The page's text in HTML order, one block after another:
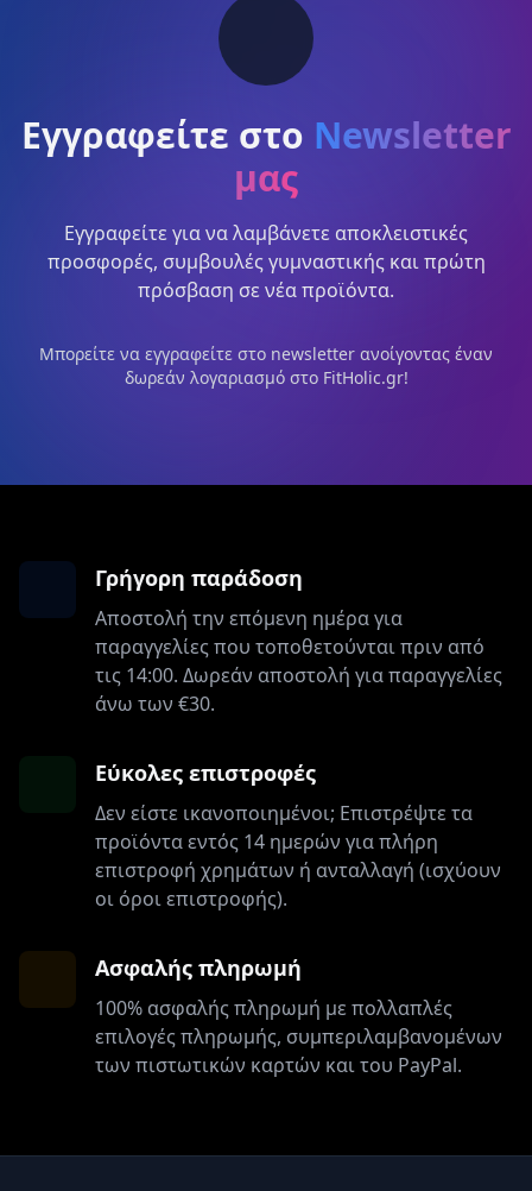
Εγγραφείτε στο Newsletter
μας
Εγγραφείτε για να λαμβάνετε αποκλειστικές
προσφορές, συμβουλές γυμναστικής και πρώτη
πρόσβαση σε νέα προϊόντα.
Μπορείτε να εγγραφείτε στο newsletter ανοίγοντας έναν
δωρεάν λογαριασμό στο FitHolic.gr!
Γρήγορη παράδοση
Αποστολή την επόμενη ημέρα για
παραγγελίες που τοποθετούνται πριν από
τις 14:00. Δωρεάν αποστολή για παραγγελίες
άνω των €30.
Εύκολες επιστροφές
Δεν είστε ικανοποιημένοι; Επιστρέψτε τα
προϊόντα εντός 14 ημερών για πλήρη
επιστροφή χρημάτων ή ανταλλαγή (ισχύουν
οι όροι επιστροφής).
Ασφαλής πληρωμή
100% ασφαλής πληρωμή με πολλαπλές
επιλογές πληρωμής, συμπεριλαμβανομένων
των πιστωτικών καρτών και του PayPal.